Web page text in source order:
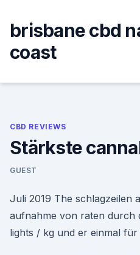
content
brisbane cbd
coast
CBD REVIEWS
Stärkste
GUEST
Juli 2019 The schlagzeilen
aufnahme von raten durch
lights / kg und er einmal